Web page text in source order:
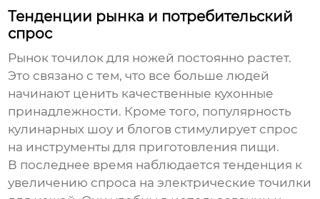
Тенденции рынка и потребительский
спрос
Рынокточилок для ножей постоянно растет.
Это связано с тем, что все больше людей
начинают ценить качественные кухонные
принадлежности. Кроме того, популярность
кулинарных шоу и блогов стимулирует спрос
на инструменты для приготовления пищи.
В последнее время наблюдается тенденция к
увеличению спроса на электрическиеточилки